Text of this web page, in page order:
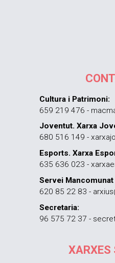
Cultura i Patrimoni:
659 219 476 -
Joventut. Xarxa
680 516 149 -
Esports. Xarxa
635 636 023 -
Servei Mancomunat
620 85 22 83 -
Secretaria:
96 575 72 37 -
XARXES